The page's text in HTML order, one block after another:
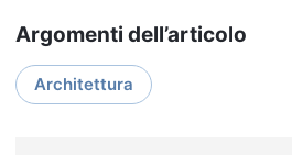
Argomenti dell’articolo
Architettura